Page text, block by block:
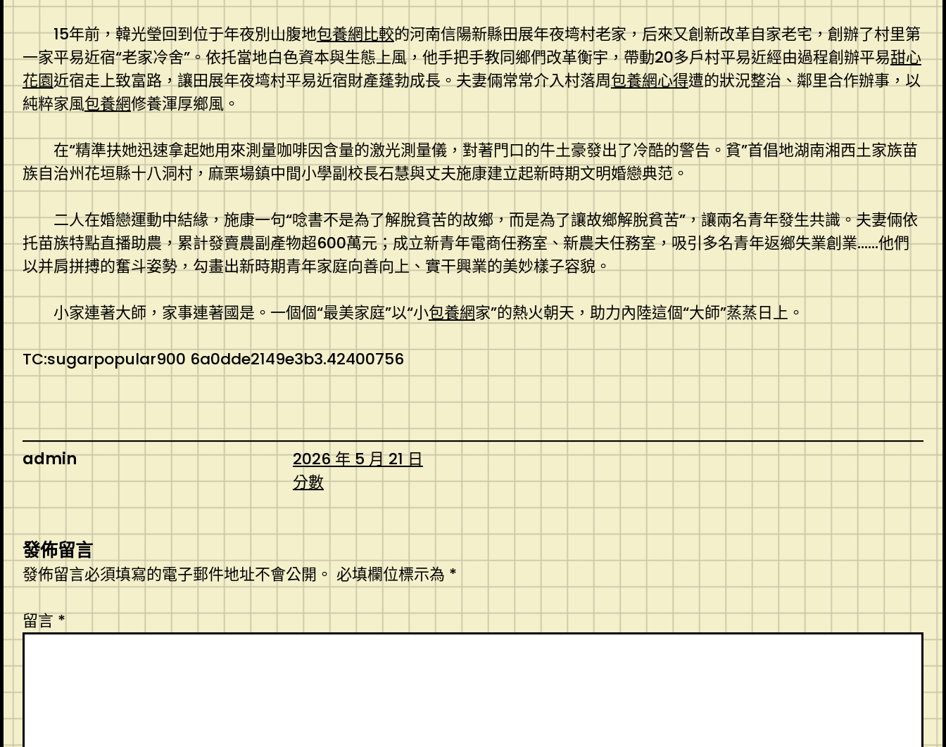
15年前，韓光瑩回到位于年夜別山腹地包養網比較的河南信陽新縣田展年夜塆村老家，后來又創新改革自家老宅，創辦了村里第
一家平易近宿“老家冷舍”。依托當地白色資本與生態上風，他手把手教同鄉們改革衡宇，帶動20多戶村平易近經由過程創辦平易甜心
花園近宿走上致富路，讓田展年夜塆村平易近宿財產蓬勃成長。夫妻倆常常介入村落周包養網心得遭的狀況整治、鄰里合作辦事，以
純粹家風包養網修養渾厚鄉風。
在“精準扶她迅速拿起她用來測量咖啡因含量的激光測量儀，對著門口的牛土豪發出了冷酷的警告。貧”首倡地湖南湘西土家族苗
族自治州花垣縣十八洞村，麻栗場鎮中間小學副校長石慧與丈夫施康建立起新時期文明婚戀典范。
二人在婚戀運動中結緣，施康一句“唸書不是為了解脫貧苦的故鄉，而是為了讓故鄉解脫貧苦”，讓兩名青年發生共識。夫妻倆依
托苗族特點直播助農，累計發賣農副產物超600萬元；成立新青年電商任務室、新農夫任務室，吸引多名青年返鄉失業創業……他們
以并肩拼搏的奮斗姿勢，勾畫出新時期青年家庭向善向上、實干興業的美妙樣子容貌。
小家連著大師，家事連著國是。一個個“最美家庭”以“小包養網家”的熱火朝天，助力內陸這個“大師”蒸蒸日上。
TC:sugarpopular900 6a0dde2149e3b3.42400756
admin
2026 年 5 月 21 日
分數
發佈留言
發佈留言必須填寫的電子郵件地址不會公開。 必填欄位標示為 *
留言*